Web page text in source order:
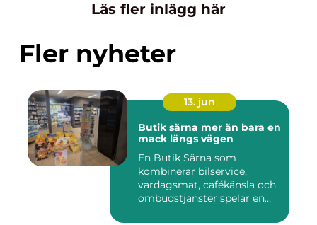
Läs fler inlägg här
Fler nyheter
13. jun
Butik särna mer än bara en
mack längs vägen
En Butik Särna som
kombinerar bilservice,
vardagsmat, cafékänsla och
ombudstjänster spelar en